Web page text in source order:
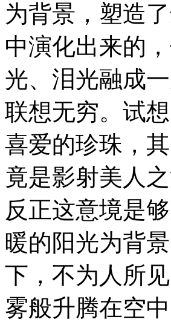
为背景，塑造
中演化出来的
光、泪光融成
联想无穷。试
喜爱的珍珠，
竟是影射美人
反正这意境是
暖的阳光为背
下，不为人所
雾般升腾在空